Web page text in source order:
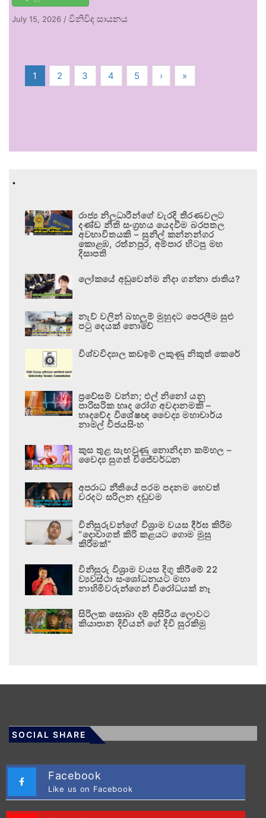
July 15, 2026 / විනිවිද සායනය
1 2 3 4 5 › »
.
රාජ්‍ය නිලධාරීන්ගේ වැරදි තීරණවලට
දණ්ඩ නීති සංග්‍රහය යෙදවීම බරපතල
අවභාවිතයකි – සුනිල් කන්නන්ගර
කොළඹ, රත්නපුර, අම්පාර හිටපු මහ
දිසාපති
ලෝකයේ අඩුවෙන්ම නිදා ගන්නා ජාතිය?
නැව් වලින් බහලුම් මුහුදට පෙරලීම සුළු
පටු දෙයක් නොවේ
විශ්වවිද්‍යාල කඩඉම් ලකුණු නිකුත් කෙරේ
ප්‍රවේසම් වන්න; එල් නිනෝ යනු
පාරිසරික හෘද රෝග අවදානමකි –
හෘදවේද විශේෂඥ වෛද්‍ය මහාචාර්ය
නාමල් විජයසිංහ
කුස තුළ සැඟවුණු නොනිදන කම්හල –
වෛද්‍ය සුගත් විජේවර්ධන
අපරාධ නීතියේ පරම පදනම හෙවත්
වරදට සරිලන දඬුවම
විනිසුරුවන්ගේ විශ්‍රාම වයස දීර්ඝ කිරීම
“දොවාගත් කිරි කළයට ගොම මුසු
කිරීමක්”
විනිසුරු විශ්‍රාම වයස දිගු කිරීමේ 22
ව්‍යවස්ථා සංශෝධනයට මහා
නාහිමිවරුන්ගෙන් විරෝධයක් නෑ
සිරිලක සොබා දම් අසිරිය ලොවට
කියාපාන දිවියන් ගේ දිවි සුරකිමු
SOCIAL SHARE
Facebook
Like us on Facebook